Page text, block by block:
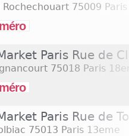
75009
Paris Rue de
75018 Paris
Paris Rue de
75013 Paris 13eme